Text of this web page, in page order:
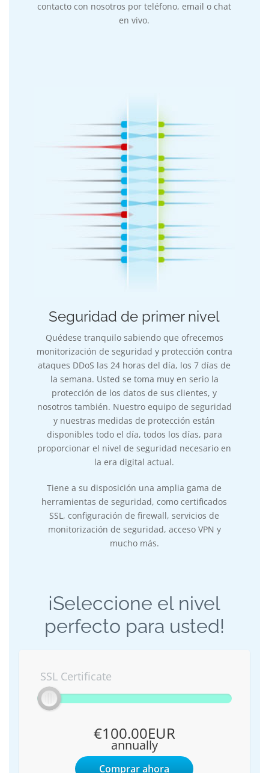
contacto con nosotros por teléfono, email o chat
en vivo.
Seguridad de primer nivel
Quédese tranquilo sabiendo que ofrecemos
monitorización de seguridad y protección contra
ataques DDoS las 24 horas del día, los 7 días de
la semana. Usted se toma muy en serio la
protección de los datos de sus clientes, y
nosotros también. Nuestro equipo de seguridad
y nuestras medidas de protección están
disponibles todo el día, todos los días, para
proporcionar el nivel de seguridad necesario en
la era digital actual.
Tiene a su disposición una amplia gama de
herramientas de seguridad, como certificados
SSL, configuración de firewall, servicios de
monitorización de seguridad, acceso VPN y
mucho más.
¡Seleccione el nivel
perfecto para usted!
SSL Certificate
€100.00EUR
annually
Comprar ahora